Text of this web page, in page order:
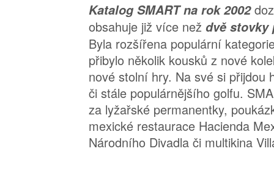
Katalog SMART na rok 2002
obsahuje již více než dvě stovky
Byla rozšířena populární
přibylo několik kousků z nové
nové stolní hry. Na své si přijdou
či stále populárnějšího golfu.
za lyžařské permanentky,
mexické restaurace Hacienda
Národního Divadla či multikina